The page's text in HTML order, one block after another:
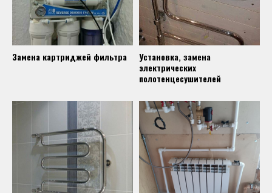
Замена картриджей фильтра
Установка, замена
электрических
полотенцесушителей